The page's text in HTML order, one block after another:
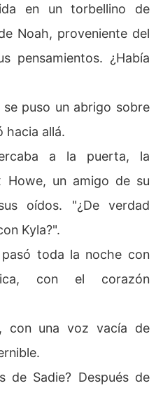
en un torbellino de
Noah, proveniente del
pensamientos. ¿Había
puso un abrigo sobre
hacia allá.
a la puerta, la
Howe, un amigo de su
oídos. "¿De verdad
Kyla?".
toda la noche con
con el corazón
con una voz vacía de
de Sadie? Después de